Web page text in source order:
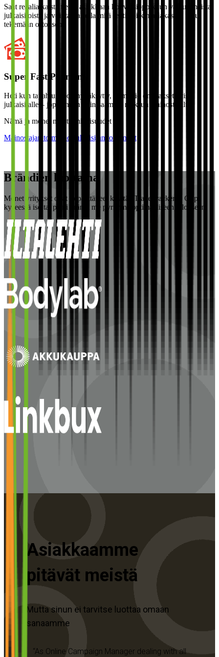
Saat reaaliaikaista tietoa asiakkaan konversiopolkuun vaikuttaneista
julkaisijoista ja voit tarkastella mitä reittiä pitkin asiakas on tullut
tekemään ostoksen.
Super Fast Payment
Heti kun tapahtuma on hyväksytty, komissio on maksettavissa
julkaisijalle – jopa ennen kuin saamme maksun mainostajalta.
Nämä ja monet muut ominaisuudet
Mainostajan toiminnot
Julkaisijan toiminnot
Brändien luottama
Monet yritykset ovat jo päättäneet käyttää TradeTrackeria. Olipa
kyseessä iso tai pieni brändi me pyrimme optimaaliseen tulokseen.
Asiakkaamme
pitävät meistä
Mutta sinun ei tarvitse luottaa omaan
sanaamme
“As Online Campaign Manager dealing with all